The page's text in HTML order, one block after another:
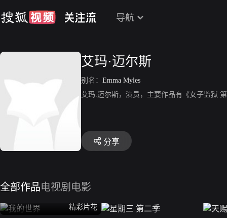
导航
艾玛·迈尔斯
别名： Emma Myles
艾玛.迈尔斯，演员，主要作品有《女子监狱
分享
全部作品电视剧 电影
精彩片花